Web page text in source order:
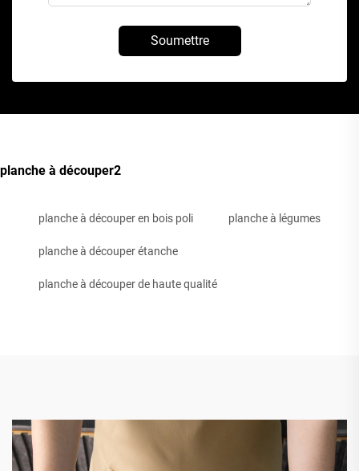
Soumettre
planche à découper2
planche à découper en bois poli planche à légumes
planche à découper étanche
planche à découper de haute qualité